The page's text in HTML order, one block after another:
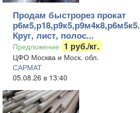
Продам быстрорез прокат
р6м5,р18,р9к5,р9м4к8,р6м5к5.
Круг, лист, полос...
Предложение 1 руб./кг.
ЦФО Москва и Моск. обл.
САРМАТ
05.08.26 в 13:40